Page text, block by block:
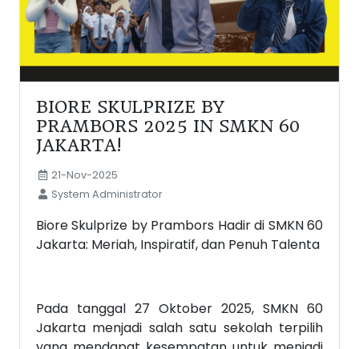
BIORE SKULPRIZE BY
PRAMBORS 2025 IN SMKN 60
JAKARTA!
21-Nov-2025
System Administrator
Biore Skulprize by Prambors Hadir di SMKN 60
Jakarta: Meriah, Inspiratif, dan Penuh Talenta
Pada tanggal 27 Oktober 2025, SMKN 60
Jakarta menjadi salah satu sekolah terpilih